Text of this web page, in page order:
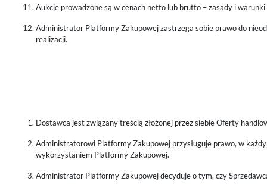
Aukcje prowadzone są w cenach netto lub brutto – zasady i
Administrator Platformy Zakupowej zastrzega sobie prawo do
realizacji.
Dostawca jest związany treścią złożonej przez siebie Oferty
Administratorowi Platformy Zakupowej przysługuje prawo, w
wykorzystaniem Platformy Zakupowej.
Administrator Platformy Zakupowej decyduje o tym, czy